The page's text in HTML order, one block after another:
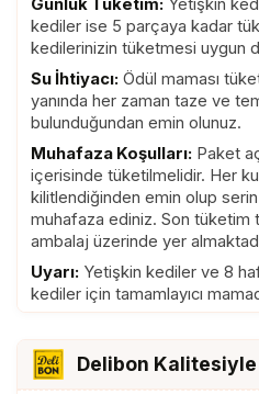
Günlük Tüketim: Yetişkin
kediler ise 5 parçaya kadar
kedilerinizin tüketmesi uygun
Su İhtiyacı: Ödül maması
yanında her zaman taze ve
bulunduğundan emin olunuz.
Muhafaza Koşulları: Paket
içerisinde tüketilmelidir. Her
kilitlendiğinden emin olup
muhafaza ediniz. Son tüketim
ambalaj üzerinde yer
Uyarı: Yetişkin kediler ve 8
kediler için tamamlayıcı
Delibon